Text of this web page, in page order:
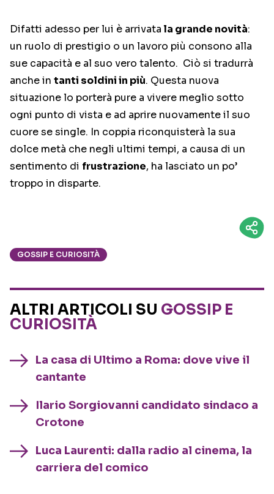
Difatti adesso per lui è arrivata la grande novità:
un ruolo di prestigio o un lavoro più consono alla
sue capacità e al suo vero talento. Ciò si tradurrà
anche in tanti soldini in più. Questa nuova
situazione lo porterà pure a vivere meglio sotto
ogni punto di vista e ad aprire nuovamente il suo
cuore se single. In coppia riconquisterà la sua
dolce metà che negli ultimi tempi, a causa di un
sentimento di frustrazione, ha lasciato un po’
troppo in disparte.
GOSSIP E CURIOSITÀ
ALTRI ARTICOLI SU GOSSIP E
CURIOSITÀ
La casa di Ultimo a Roma: dove vive il
cantante
Ilario Sorgiovanni candidato sindaco a
Crotone
Luca Laurenti: dalla radio al cinema, la
carriera del comico